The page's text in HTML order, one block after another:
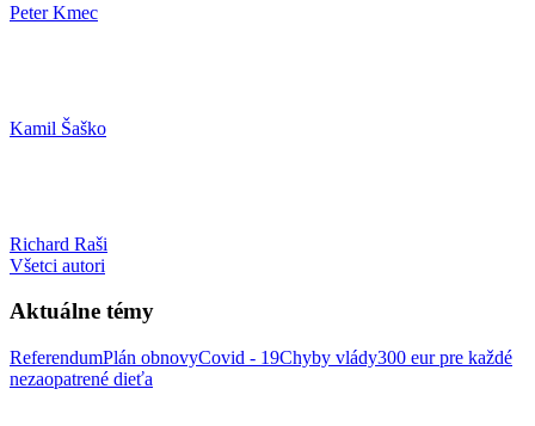
Peter Kmec
Kamil Šaško
Richard Raši
Všetci autori
Aktuálne témy
ReferendumPlán obnovyCovid - 19Chyby vlády300 eur pre každé
nezaopatrené dieťa